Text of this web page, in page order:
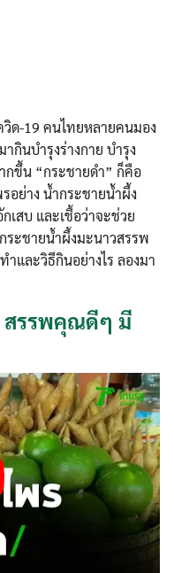
ด-19 คนไทยหลายคนมอง
กินบำรุงร่างกาย บำรุง
กขึ้น “กระชายดำ” ก็คือ
อย่าง น้ำกระชายน้ำผึ้ง
สบ และเชื้อว่าจะช่วย
ระชายน้ำผึ้งมะนาวสรรพ
และวิธีกินอย่างไร ลองมา
สรรพคุณดีๆ มี